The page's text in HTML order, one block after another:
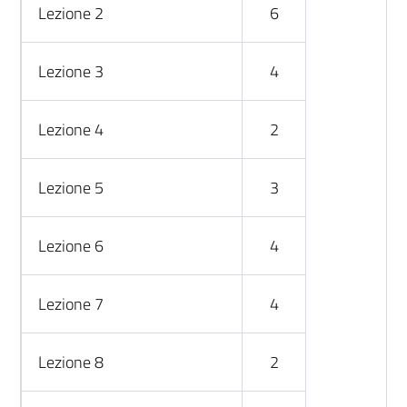
Lezione 2 6
Lezione 3 4
Lezione 4 2
Lezione 5 3
Lezione 6 4
Lezione 7 4
Lezione 8 2